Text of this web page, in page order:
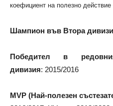
коефициент на полезно
Шампион във Втора
Победител в
дивизия: 2015/2016
MVP (Най-полезен